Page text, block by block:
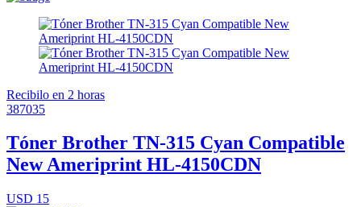
Recibilo en 2 horas
387035
Tóner Brother TN-315 Cyan Compatible
New Ameriprint HL-4150CDN
USD 15